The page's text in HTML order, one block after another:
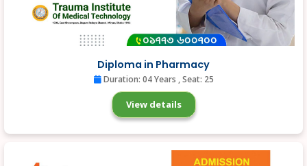
Diploma in Pharmacy
Duration: 04 Years , Seat: 25
View details